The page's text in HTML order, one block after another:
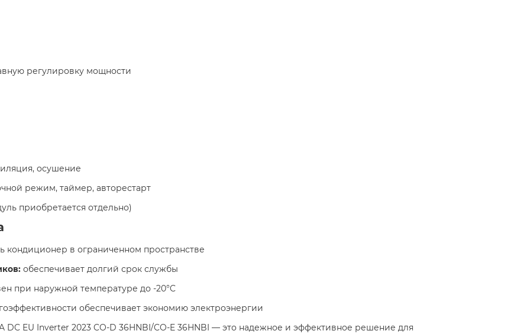
регулировку мощности
осушение
режим, таймер, авторестарт
приобретается отдельно)
кондиционер в ограниченном пространстве
обеспечивает долгий срок службы
при наружной температуре до -20°C
обеспечивает экономию электроэнергии
DC EU Inverter 2023 CO-D 36HNBI/CO-E 36HNBI — это надежное и эффективное решение для